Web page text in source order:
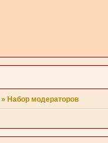
»Набор модераторов